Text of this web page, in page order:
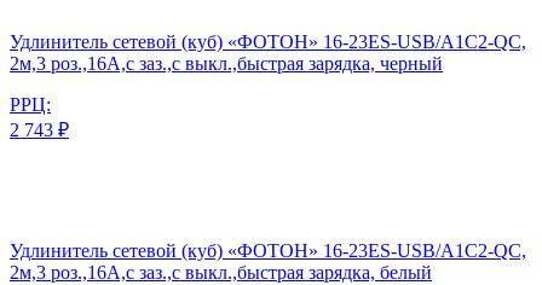
Удлинитель сетевой (куб) «ФОТОН» 16-23ES-USB/A1C2-QC,
2м,3 роз.,16А,с заз.,с выкл.,быстрая зарядка, черный
РРЦ:
2 743 ₽
Удлинитель сетевой (куб) «ФОТОН» 16-23ES-USB/A1C2-QC,
2м,3 роз.,16А,с заз.,с выкл.,быстрая зарядка, белый